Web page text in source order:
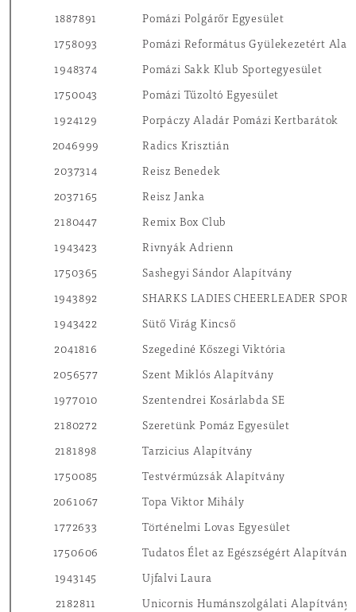
1887891 Pomázi Polgárőr Egyesület
1758093 Pomázi Református Gyülekezetért
1948374 Pomázi Sakk Klub Sportegyesület
1750043 Pomázi Tűzoltó Egyesület
1924129 Porpáczy Aladár Pomázi Kertbarátok
2046999 Radics Krisztián
2037314 Reisz Benedek
2037165 Reisz Janka
2180447 Remix Box Club
1943423 Rivnyák Adrienn
1750365 Sashegyi Sándor Alapítvány
1943892 SHARKS LADIES CHEERLEADER
1943422 Sütő Virág Kincső
2041816 Szegediné Kőszegi Viktória
2056577 Szent Miklós Alapítvány
1977010 Szentendrei Kosárlabda SE
2180272 Szeretünk Pomáz Egyesület
2181898 Tarzicius Alapítvány
1750085 Testvérmúzsák Alapítvány
2061067 Topa Viktor Mihály
1772633 Történelmi Lovas Egyesület
1750606 Tudatos Élet az Egészségért Alapítvány
1943145 Ujfalvi Laura
2182811 Unicornis Humánszolgálati Alapítvány